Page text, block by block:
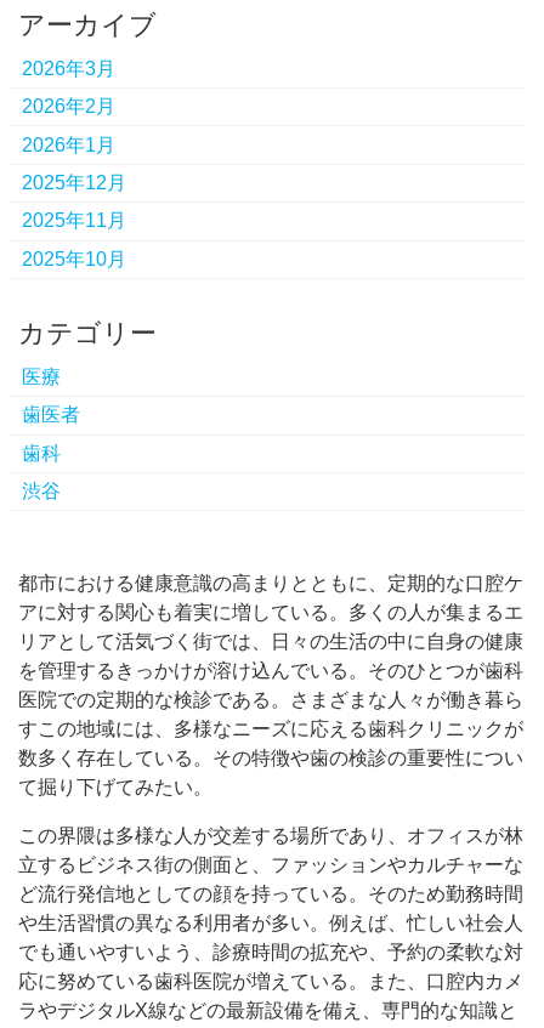
アーカイブ
2026年3月
2026年2月
2026年1月
2025年12月
2025年11月
2025年10月
カテゴリー
医療
歯医者
歯科
渋谷
都市における健康意識の高まりとともに、定期的な口腔ケ
アに対する関心も着実に増している。 多くの人が集まるエ
リアとして活気づく街では、日々の生活の中に自身の健康
を管理するきっかけが溶け込んでいる。そのひとつが歯科
医院での定期的な検診である。さまざまな人々が働き暮ら
すこの地域には、多様なニーズに応える歯科クリニックが
数多く存在している。その特徴や歯の検診の重要性につい
て掘り下げてみたい。
この界隈は多様な人が交差する場所であり、オフィスが林
立するビジネス街の側面と、ファッションやカルチャーな
ど流行発信地としての顔を持っている。そのため勤務時間
や生活習慣の異なる利用者が多い。例えば、忙しい社会人
でも通いやすいよう、診療時間の拡充や、予約の柔軟な対
応に努めている歯科医院が増えている。また、口腔内カメ
ラやデジタルX線などの最新設備を備え、専門的な知識と